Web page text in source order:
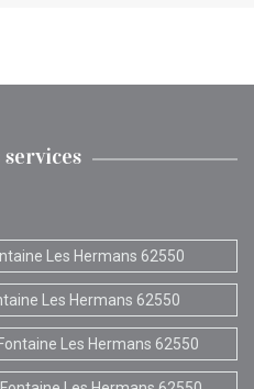
Les Hermans 62550
Les Hermans 62550
Les Hermans 62550